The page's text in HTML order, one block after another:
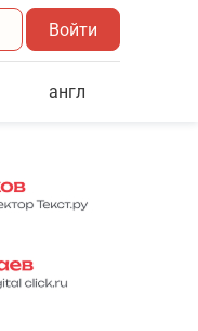
Войти
англ